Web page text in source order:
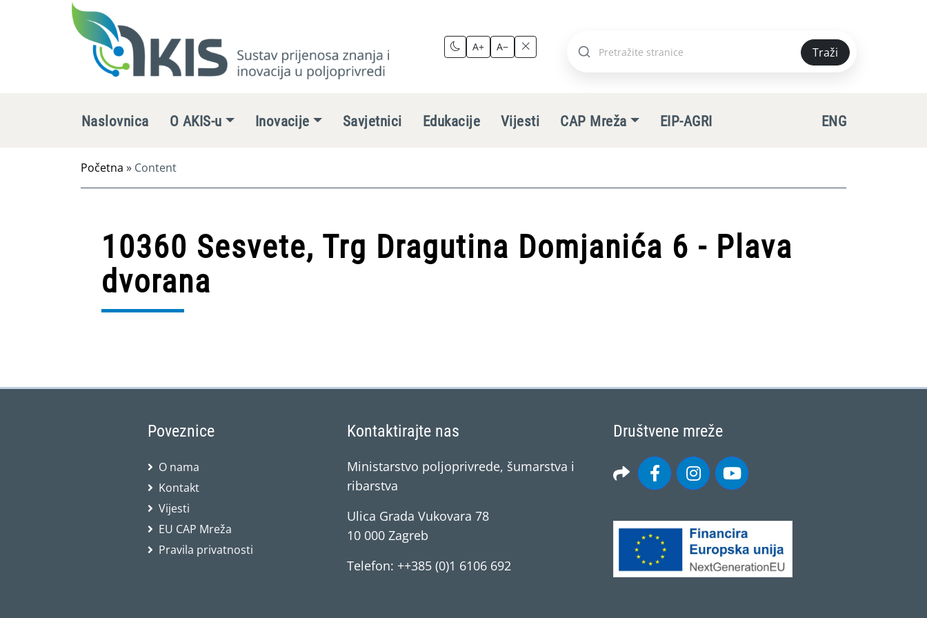
A+ A−
Pretraži
Traži
Naslovnica O AKIS-u Inovacije Savjetnici Edukacije Vijesti CAP Mreža EIP-AGRI ENG
Početna » Content
10360 Sesvete, Trg Dragutina Domjanića 6 - Plava
dvorana
Poveznice
O nama
Kontakt
Vijesti
EU CAP Mreža
Pravila privatnosti
Kontaktirajte nas
Ministarstvo poljoprivrede, šumarstva i
ribarstva
Ulica Grada Vukovara 78
10 000 Zagreb
Telefon: ++385 (0)1 6106 692
Društvene mreže